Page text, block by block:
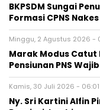
BKPSDM Sungai
Formasi CPNS
Minggu, 2 Agustus 2026 -
Marak Modus Catut
Pensiunan PNS
Kamis, 30 Juli 2026 - 06:01
Ny. Sri Kartini Alfin